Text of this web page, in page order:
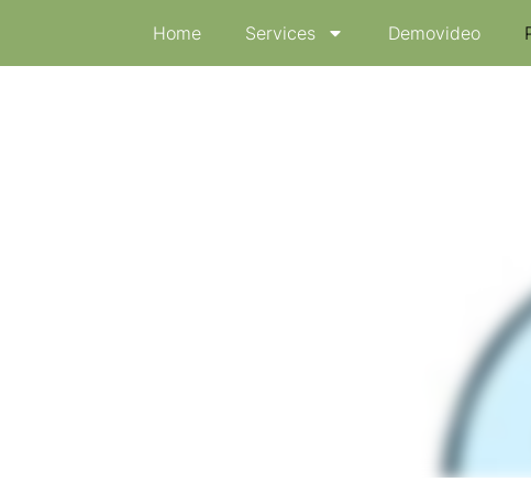
Home Services Demovideo
Dentale Illustrationen
zu dentalen Themen.